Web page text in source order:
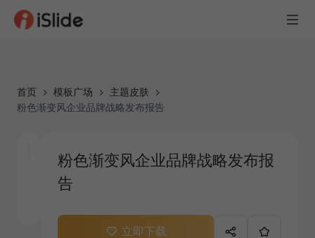
首页 模板广场
主题皮肤
粉色渐变风企业品牌战略发布报告
粉色渐变风企业品牌战略发布报
告
立即下载